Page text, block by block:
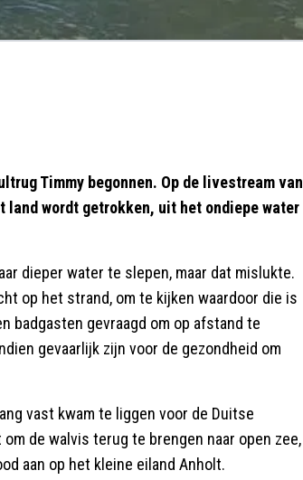
Timmy begonnen. Op de livestream van
land wordt getrokken, uit het ondiepe water
dieper water te slepen, maar dat mislukte.
op het strand, om te kijken waardoor die is
badgasten gevraagd om op afstand te
gevaarlijk zijn voor de gezondheid om
vast kwam te liggen voor de Duitse
de walvis terug te brengen naar open zee,
aan op het kleine eiland Anholt.